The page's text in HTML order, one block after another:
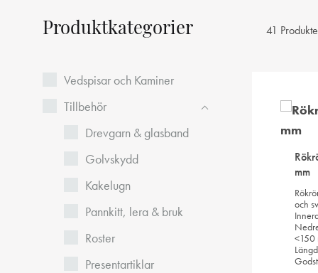
41
mm
och
<150
Produktkategorier
Vedspisar och Kaminer
Tillbehör
Drevgarn & glasband
Golvskydd
Kakelugn
Pannkitt, lera & bruk
Roster
Presentartiklar